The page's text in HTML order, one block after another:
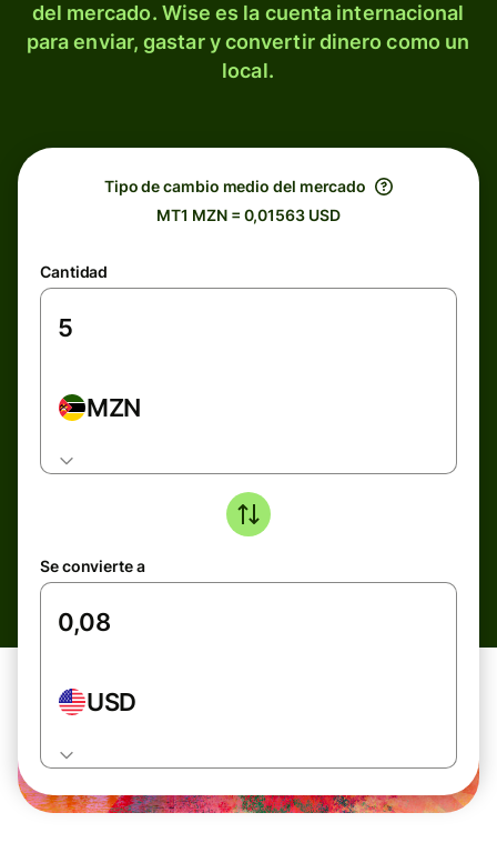
del mercado. Wise es la cuenta internacional
para enviar, gastar y convertir dinero como un
local.
Tipo de cambio medio del mercado
MT1 MZN = 0,01563 USD
Cantidad
MZN
Se convierte a
USD